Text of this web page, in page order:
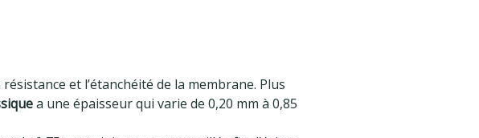
et l’étanchéité de la membrane. Plus
a une épaisseur qui varie de 0,20 mm à 0,85